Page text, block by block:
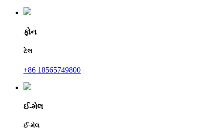
ફોન
ટેલ
+86 18565749800
ઈ-મેલ
ઈ-મેલ